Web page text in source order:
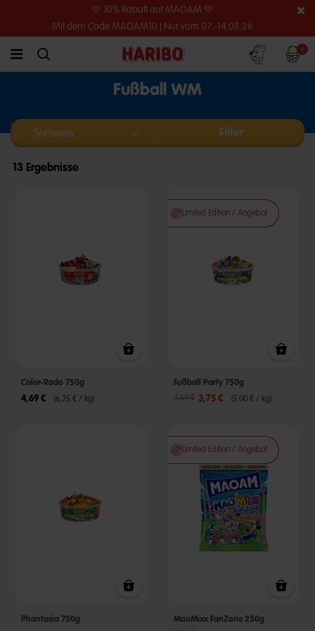
💛 10% Rabatt auf MAOAM 💛
Mit dem Code MAOAM10 | Nur vom 07.-14.08.26
link.header.menu.label
simplesearch.search.label
Konto 0
Fußball WM
Filter
13 Ergebnisse
Color-Rado 750g
4,69 € (6,25 € / kg)
Limited Edition / Angebot
Fußball Party 750g
Reduzierter Preis von
4,69 €bis3,75 € (5,00 € / kg)
Phantasia 750g
Limited Edition / Angebot
MaoMixx FanZone 250g